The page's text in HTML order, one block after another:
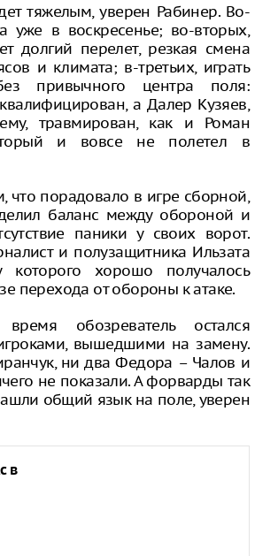
тяжелым, уверен Рабинер. Во-
уже в воскресенье; во-вторых,
долгий перелет, резкая смена
и климата; в-третьих, играть
привычного центра поля:
а Далер Кузяев,
травмирован, как и Роман
и вовсе не полетел в
что порадовало в игре сборной,
баланс между обороной и
паники у своих ворот.
и полузащитника Ильзата
которого хорошо получалось
перехода от обороны к атаке.
обозреватель остался
вышедшими на замену.
ни два Федора – Чалов и
не показали. А форварды так
общий язык на поле, уверен
в